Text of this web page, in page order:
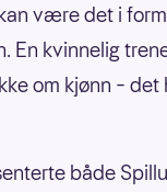
være det i
En kvinnelig
om kjønn –
både